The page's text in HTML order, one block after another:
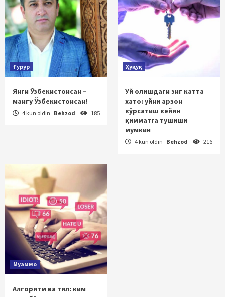
Ғурур
Янги Ўзбекистонсан –
мангу Ўзбекистонсан!
4 kun oldin Behzod 185
Ҳуқуқ
Уй олишдаги энг катта
хато: уйни арзон
кўрсатиш кейин
қимматга тушиши
мумкин
4 kun oldin Behzod 216
Муаммо
Алгоритм ва тил: ким